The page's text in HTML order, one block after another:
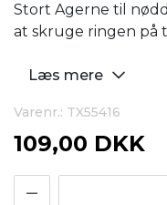
Stort Agerne til
at skruge ringen på
Læs mere
Varenr.: TX55416
109,00 DKK